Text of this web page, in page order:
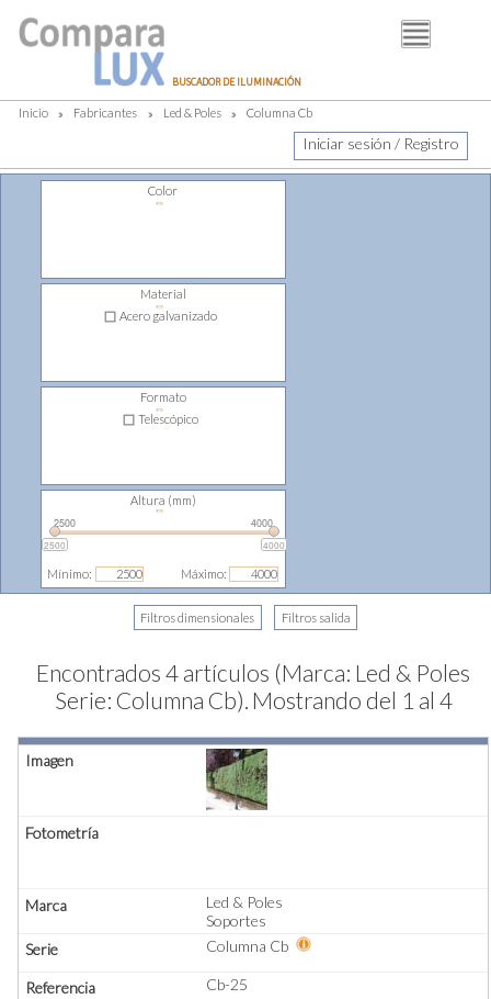
BUSCADOR DE ILUMINACIÓNBUSCADOR
FABRICANTES
DISTRIBUIDORES
PIM
Inicio » Fabricantes » Led & Poles » Columna Cb
Iniciar sesión / Registro
Color
⇔
Material
⇔
Acero galvanizado
Formato
⇔
Telescópico
Altura (mm)
2500
4000
2500 4000
⇔
Mínimo: Máximo:
Encontrados 4 artículos (Marca: Led & Poles
Serie: Columna Cb). Mostrando del 1 al 4
Led & Poles
Soportes
Columna Cb
Cb-25